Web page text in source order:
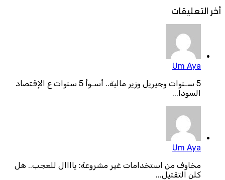
أخر التعليقات
Um Aya
5 سـنوات وجيريل وزير مالية.. أسـوأ 5 سنوات ع الإقتصاد
السودا...
Um Aya
مخاوف من استخدامات غير مشروعة: ياااال للعجب.. هل
كلن التقتيل...